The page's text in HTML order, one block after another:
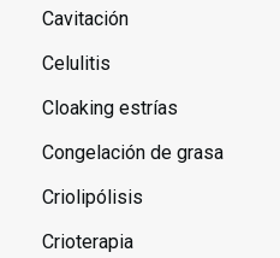
Cavitación
Celulitis
Cloaking estrías
Congelación de grasa
Criolipólisis
Crioterapia